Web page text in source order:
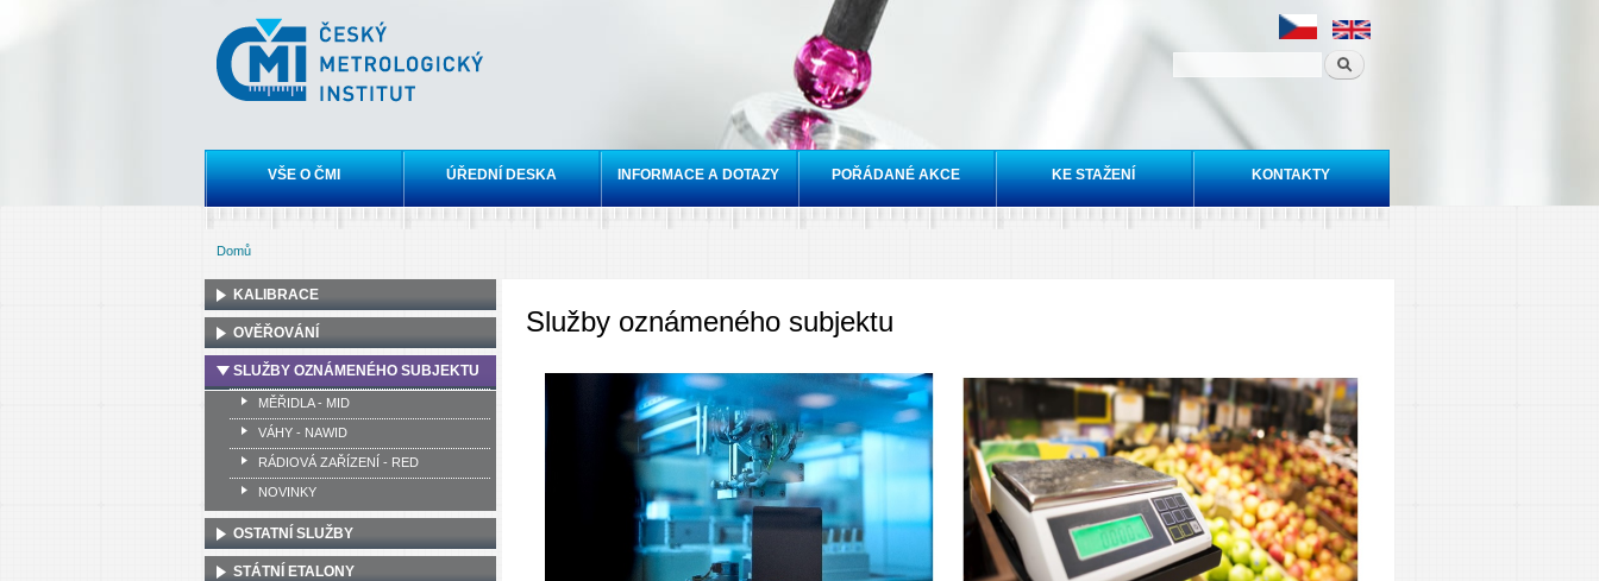
Český
metrologický
institut
Hlavní menu
VŠE O ČMI ÚŘEDNÍ DESKA INFORMACE A DOTAZY POŘÁDANÉ AKCE KE STAŽENÍ KONTAKTY
Domů
Služby oznámeného subjektu
KALIBRACE
OVĚŘOVÁNÍ
SLUŽBY OZNÁMENÉHO SUBJEKTU
MĚŘIDLA - MID
VÁHY - NAWID
RÁDIOVÁ ZAŘÍZENÍ - RED
NOVINKY
OSTATNÍ SLUŽBY
STÁTNÍ ETALONY